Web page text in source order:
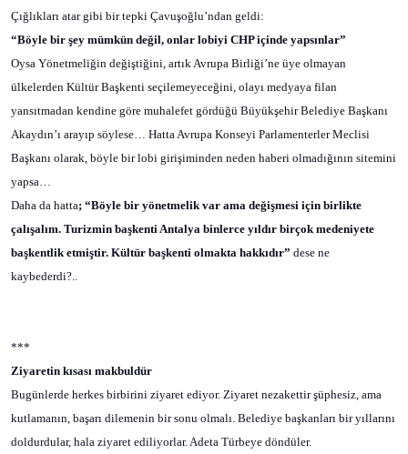
Çığlıkları atar gibi bir tepki Çavuşoğlu’ndan geldi:
“Böyle bir şey mümkün değil, onlar lobiyi CHP içinde yapsınlar”
Oysa Yönetmeliğin değiştiğini, artık Avrupa Birliği’ne üye olmayan
ülkelerden Kültür Başkenti seçilemeyeceğini, olayı medyaya filan
yansıtmadan kendine göre muhalefet gördüğü Büyükşehir Belediye Başkanı
Akaydın’ı arayıp söylese… Hatta Avrupa Konseyi Parlamenterler Meclisi
Başkanı olarak, böyle bir lobi girişiminden neden haberi olmadığının sitemini
yapsa…
Daha da hatta; “Böyle bir yönetmelik var ama değişmesi için birlikte
çalışalım. Turizmin başkenti Antalya binlerce yıldır birçok medeniyete
başkentlik etmiştir. Kültür başkenti olmakta hakkıdır” dese ne
kaybederdi?..
***
Ziyaretin kısası makbuldür
Bugünlerde herkes birbirini ziyaret ediyor. Ziyaret nezakettir şüphesiz, ama
kutlamanın, başarı dilemenin bir sonu olmalı. Belediye başkanları bir yıllarını
doldurdular, hala ziyaret ediliyorlar. Adeta Türbeye döndüler.